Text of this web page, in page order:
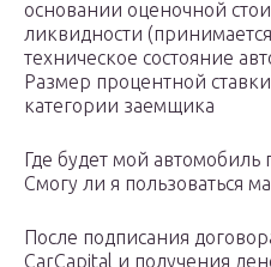
основании оценочной
ликвидности
техническое состояние
Размер процентной
категории заемщика
Где будет мой автомобиль
Смогу ли я пользоваться
После подписания
CarCapital и получения